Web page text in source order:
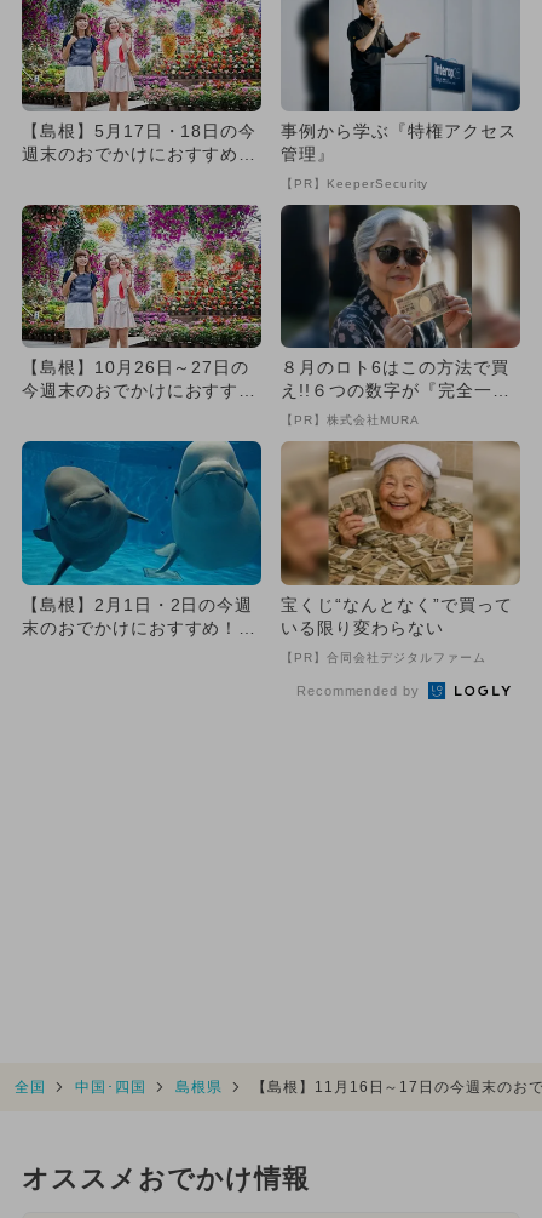
【島根】5月17日・18日の今
週末のおでかけにおすすめ！
事例から学ぶ『特権アクセス
管理』
【PR】KeeperSecurity
【島根】10月26日～27日の
今週末のおでかけにおすす
ン...
８月のロト6はこの方法で買
え!!６つの数字が『完全一
致』する方法
【PR】株式会社MURA
【島根】2月1日・2日の今週
末のおでかけにおすすめ！人
宝くじ“なんとなく”で買って
いる限り変わらない
【PR】合同会社デジタルファーム
Recommended by
全国 中国･四国 島根県 【島根】11月16日～17日の今週末のお
オススメおでかけ情報